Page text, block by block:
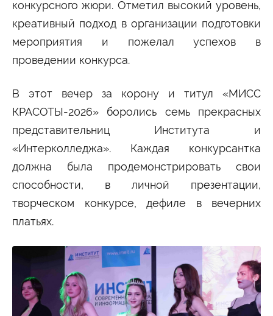
конкурсного жюри. Отметил высокий уровень,
креативный подход в организации подготовки
мероприятия и пожелал успехов в
проведении конкурса.
В этот вечер за корону и титул «МИСС
КРАСОТЫ-2026» боролись семь прекрасных
представительниц Института и
«Интерколледжа». Каждая конкурсантка
должна была продемонстрировать свои
способности, в личной презентации,
творческом конкурсе, дефиле в вечерних
платьях.